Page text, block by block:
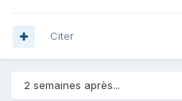
Citer
2 semaines après...